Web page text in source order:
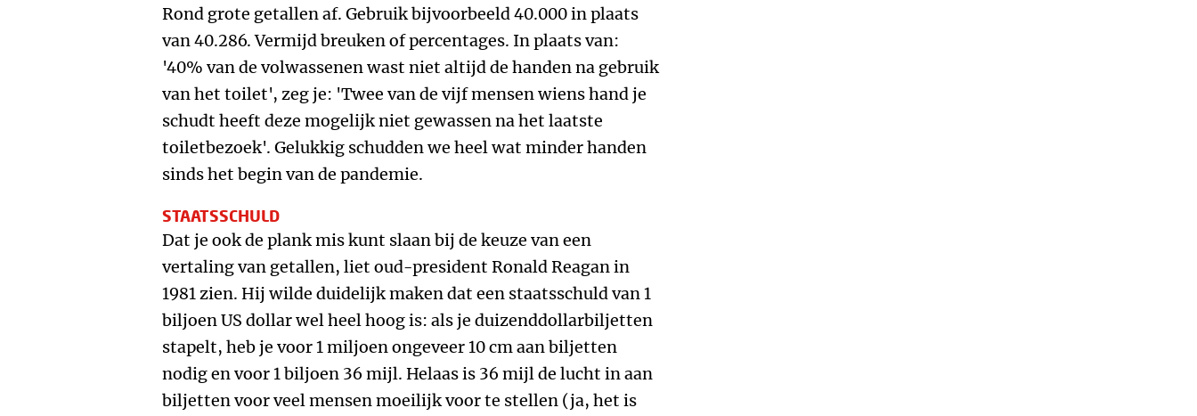
Rond grote getallen af. Gebruik bijvoorbeeld 40.000 in plaats
van 40.286. Vermijd breuken of percentages. In plaats van:
'40% van de volwassenen wast niet altijd de handen na gebruik
van het toilet', zeg je: 'Twee van de vijf mensen wiens hand je
schudt heeft deze mogelijk niet gewassen na het laatste
toiletbezoek'. Gelukkig schudden we heel wat minder handen
sinds het begin van de pandemie.
STAATSSCHULD
Dat je ook de plank mis kunt slaan bij de keuze van een
vertaling van getallen, liet oud-president Ronald Reagan in
1981 zien. Hij wilde duidelijk maken dat een staatsschuld van 1
biljoen US dollar wel heel hoog is: als je duizenddollarbiljetten
stapelt, heb je voor 1 miljoen ongeveer 10 cm aan biljetten
nodig en voor 1 biljoen 36 mijl. Helaas is 36 mijl de lucht in aan
biljetten voor veel mensen moeilijk voor te stellen (ja, het is